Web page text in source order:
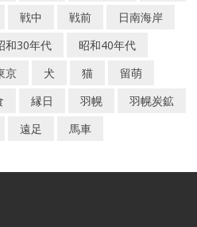
戦中 戦前
日南海岸
和30年代
昭和40年代
京 犬 猫
留萌
縁日 羽幌
羽幌炭鉱
遠足 馬車